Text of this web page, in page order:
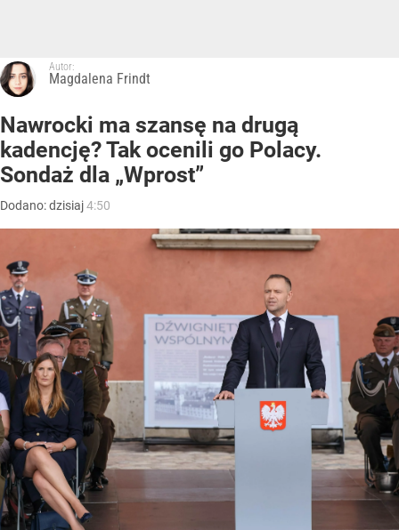
Autor:
Magdalena Frindt
Nawrocki ma szansę na drugą
kadencję? Tak ocenili go Polacy.
Sondaż dla „Wprost”
Dodano:dzisiaj4:50